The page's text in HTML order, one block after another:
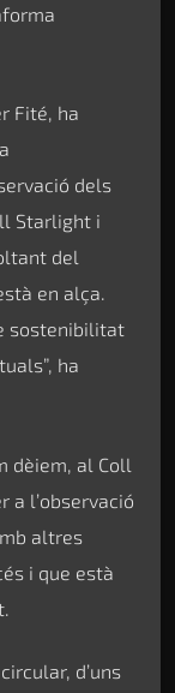
Fité, ha
dels
Starlight i
del
en alça.
sostenibilitat
ha
dèiem, al Coll
a l’observació
altres
i que està
d’uns